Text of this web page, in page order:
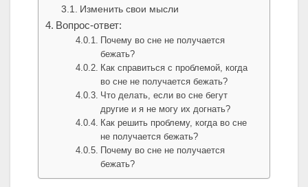
Изменить свои мысли
Вопрос-ответ:
Почему во сне не получается
бежать?
Как справиться с проблемой, когда
во сне не получается бежать?
Что делать, если во сне бегут
другие и я не могу их догнать?
Как решить проблему, когда во сне
не получается бежать?
Почему во сне не получается
бежать?